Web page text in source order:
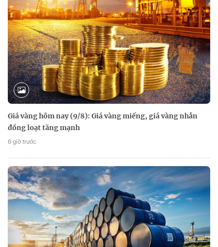
Giá vàng hôm nay (9/8): Giá vàng miếng, giá vàng nhẫn
đồng loạt tăng mạnh
6 giờ trước